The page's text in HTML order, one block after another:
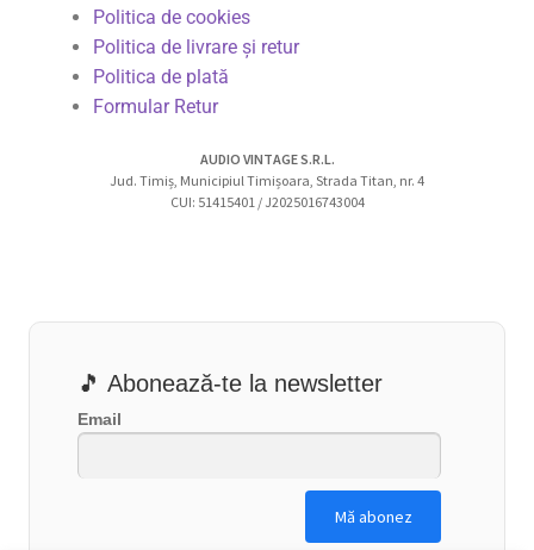
Politica de cookies
Politica de livrare și retur
Politica de plată
Formular Retur
AUDIO VINTAGE S.R.L.
Jud. Timiș, Municipiul Timișoara, Strada Titan, nr. 4
CUI: 51415401 / J2025016743004
🎵 Abonează-te la newsletter
Email